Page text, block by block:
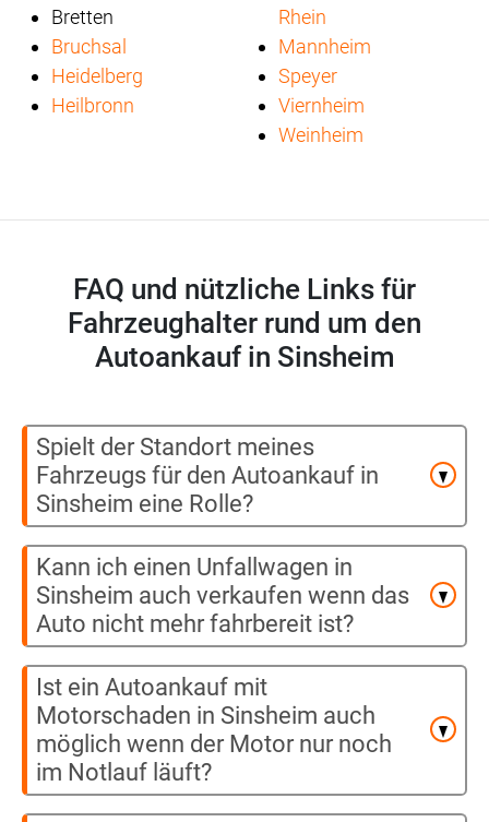
Bretten
Bruchsal
Heidelberg
Heilbronn
Rhein
Mannheim
Speyer
Viernheim
Weinheim
FAQ und nützliche Links für
Fahrzeughalter rund um den
Autoankauf in Sinsheim
Spielt der Standort meines
Fahrzeugs für den Autoankauf in
Sinsheim eine Rolle?
Kann ich einen Unfallwagen in
Sinsheim auch verkaufen wenn das
Auto nicht mehr fahrbereit ist?
Ist ein Autoankauf mit
Motorschaden in Sinsheim auch
möglich wenn der Motor nur noch
im Notlauf läuft?